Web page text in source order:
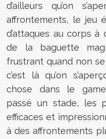
d’ailleurs qu’on
affrontements, le jeu
d’attaques au corps à
de la baguette
frustrant quand non
c’est là qu’on
chose dans le game
passé un stade, les
efficaces et
à des affrontements